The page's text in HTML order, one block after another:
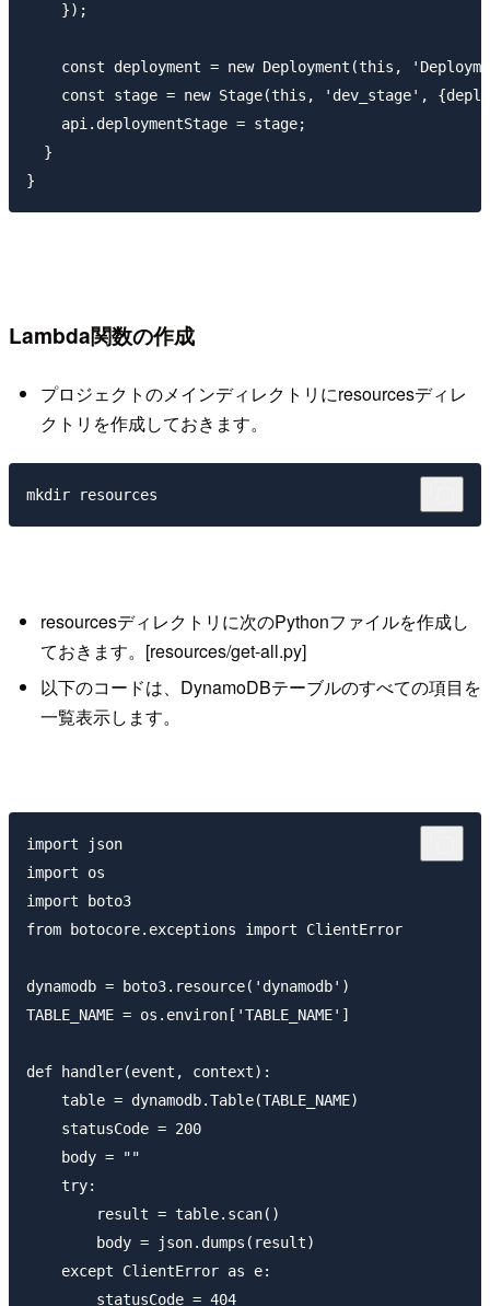
    });
const deployment = new Deployment(this,
const stage = new Stage(this, 'dev_stage',
    api.deploymentStage = stage;
  }
Lambda関数の作成
プロジェクトのメインディレクトリにresourcesディレ
クトリを作成しておきます。
resourcesディレクトリに次のPythonファイルを作成し
ておきます。[resources/get-all.py]
以下のコードは、DynamoDBテーブルのすべての項目を
一覧表示します。
import json
import os
import boto3
from botocore.exceptions import ClientError
dynamodb = boto3.resource('dynamodb')
TABLE_NAME = os.environ['TABLE_NAME']
def handler(event, context):
    table = dynamodb.Table(TABLE_NAME)
    statusCode = 200
    body = ""
    try:
        result = table.scan()
        body = json.dumps(result)
    except ClientError as e:
        statusCode = 404